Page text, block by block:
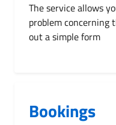
The service allows
problem concerning
out a simple form
Bookings